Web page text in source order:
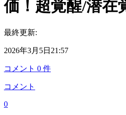
価！超覚醒/潜在
最終更新:
2026年3月5日21:57
コメント 0 件
コメント
0